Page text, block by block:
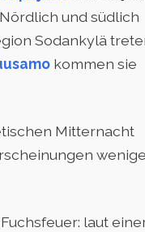
und südlich
Sodankylä
kommen sie
Mitternacht
laut